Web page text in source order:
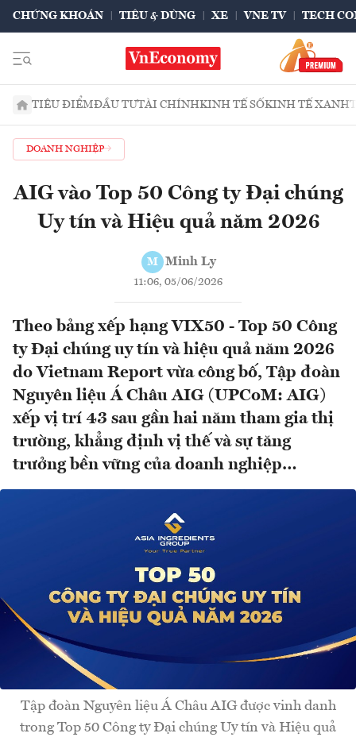
CHỨNG KHOÁN TIÊU & DÙNG XE VNE TV TECH
TIÊU ĐIỂMĐẦU TƯTÀI CHÍNHKINH TẾ SỐKINH TẾ XANH
DOANH NGHIỆP
AIG vào Top 50 Công ty Đại chúng
Uy tín và Hiệu quả năm 2026
M Minh Ly
11:06, 05/06/2026
Theo bảng xếp hạng VIX50 - Top 50 Công
ty Đại chúng uy tín và hiệu quả năm 2026
do Vietnam Report vừa công bố, Tập đoàn
Nguyên liệu Á Châu AIG (UPCoM: AIG)
xếp vị trí 43 sau gần hai năm tham gia thị
trường, khẳng định vị thế và sự tăng
trưởng bền vững của doanh nghiệp…
Tập đoàn Nguyên liệu Á Châu AIG được vinh danh
trong Top 50 Công ty Đại chúng Uy tín và Hiệu quả